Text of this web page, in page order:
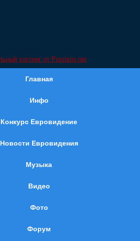
Главная
Инфо
Конкурс Евровидение
Новости Евровидения
Музыка
Видео
Фото
Форум